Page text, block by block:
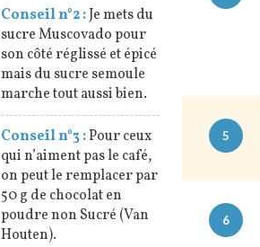
Conseil n°2 :Je mets du
sucre Muscovado pour
son côté réglissé et épicé
mais du sucre semoule
marche tout aussi bien.
Conseil n°3 :Pour ceux
qui n’aiment pas le café,
on peut le remplacer par
50 g de chocolat en
poudre non Sucré (Van
Houten).
5
6